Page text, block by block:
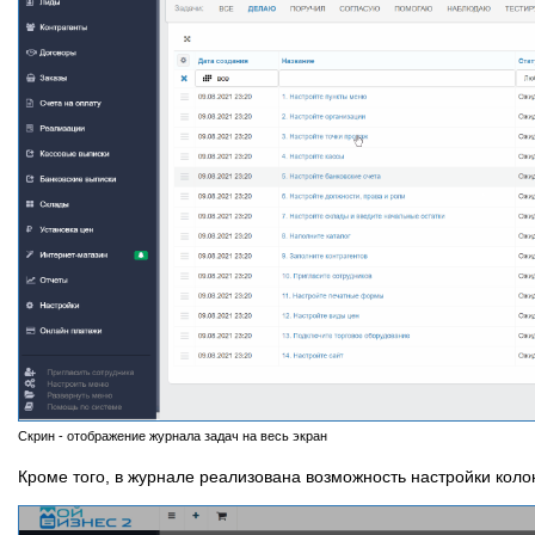
Скрин - отображение журнала задач на весь экран
Кроме того, в журнале реализована возможность настройки